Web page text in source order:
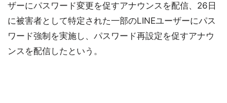
ザーにパスワード変更を促すアナウンスを配信、26日
に被害者として特定された一部のLINEユーザーにパス
ワード強制を実施し、パスワード再設定を促すアナウ
ンスを配信したという。